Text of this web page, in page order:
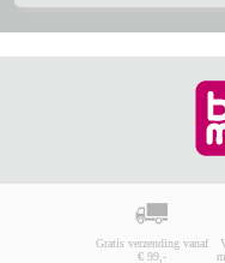
Gratis verzending vanaf
€ 99,-